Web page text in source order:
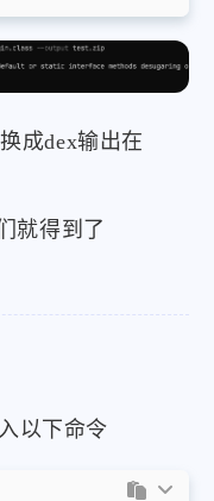
成dex输出在
就得到了
以下命令